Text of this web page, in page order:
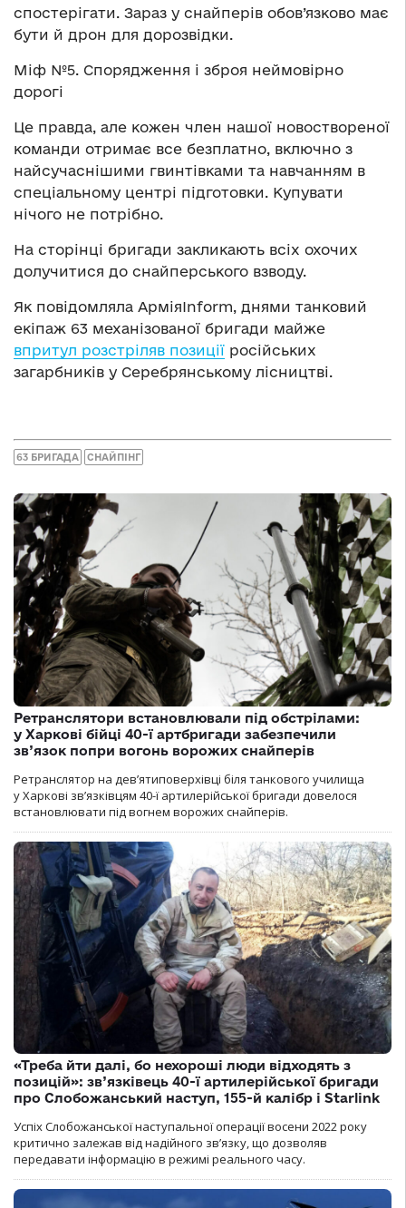
спостерігати. Зараз у снайперів обов’язково має
бути й дрон для дорозвідки.
Міф №5. Спорядження і зброя неймовірно
дорогі
Це правда, але кожен член нашої новоствореної
команди отримає все безплатно, включно з
найсучаснішими гвинтівками та навчанням в
спеціальному центрі підготовки. Купувати
нічого не потрібно.
На сторінці бригади закликають всіх охочих
долучитися до снайперського взводу.
Як повідомляла АрміяInform, днями танковий
екіпаж 63 механізованої бригади майже
впритул розстріляв позиції російських
загарбників у Серебрянському лісництві.
63 БРИГАДА СНАЙПІНГ
Ретранслятори встановлювали під обстрілами:
у Харкові бійці 40-ї артбригади забезпечили
зв’язок попри вогонь ворожих снайперів
Ретранслятор на дев’ятиповерхівці біля танкового училища
у Харкові зв’язківцям 40-ї артилерійської бригади довелося
встановлювати під вогнем ворожих снайперів.
«Треба йти далі, бо нехороші люди відходять з
позицій»: зв’язківець 40-ї артилерійської бригади
про Слобожанський наступ, 155-й калібр і Starlink
Успіх Слобожанської наступальної операції восени 2022 року
критично залежав від надійного зв’язку, що дозволяв
передавати інформацію в режимі реального часу.